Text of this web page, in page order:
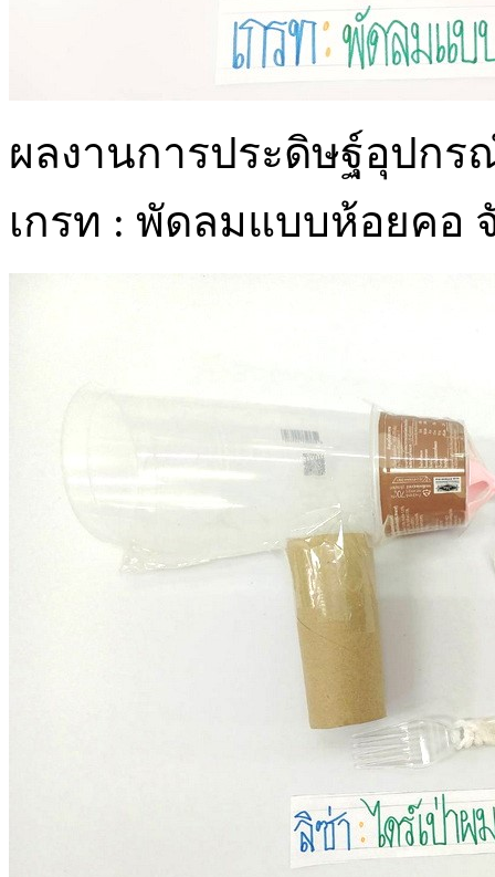
ผลงานการประดิษฐ์อุปกร
เกรท : พัดลมแบบห้อยคอ